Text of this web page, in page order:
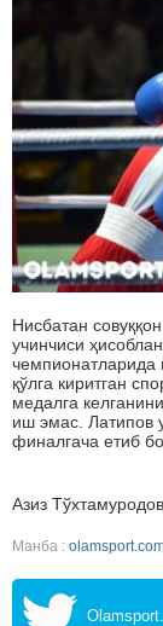
Нисбатан
учинчиси
қўлга киритган
медалга
иш эмас. Латипов
финалгача етиб
Азиз Тўхтамуродов
Манба :